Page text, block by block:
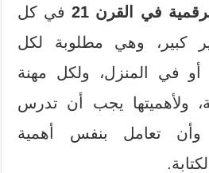
في القرن 21
في كل
كبير، وهي مطلوبة لكل
في المنزل، ولكل مهنة
ولأهميتها يجب أن تدرس
تعامل بنفس أهمية